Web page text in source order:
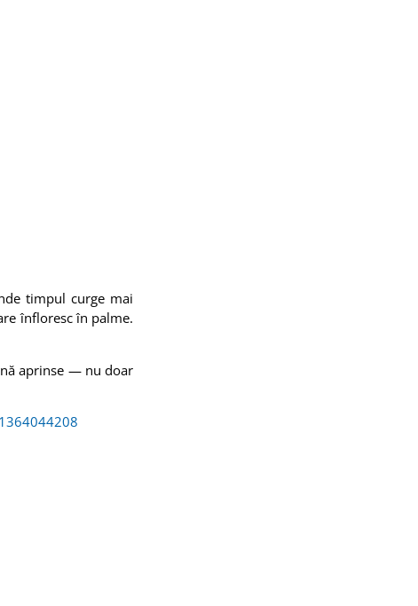
timpul curge mai
înfloresc în palme.
aprinse — nu doar